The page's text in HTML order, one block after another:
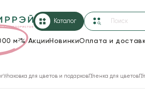
Каталог
м²%Акции НовинкиОплата и
Упаковка для цветов и подарковПленка для цветов